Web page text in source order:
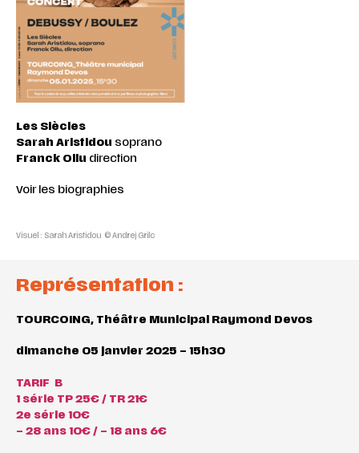
Les Siècles
Sarah Aristidou soprano
Franck Ollu direction
Voir les biographies
Visuel : Sarah Aristidou © Andrej Grilc
Représentation :
TOURCOING, Théâtre Municipal Raymond Devos
dimanche 05 janvier 2025 – 15h30
TARIF B
1 série TP 25€ / TR 21€
2e série 10€
– 28 ans 10€ / – 18 ans 6€